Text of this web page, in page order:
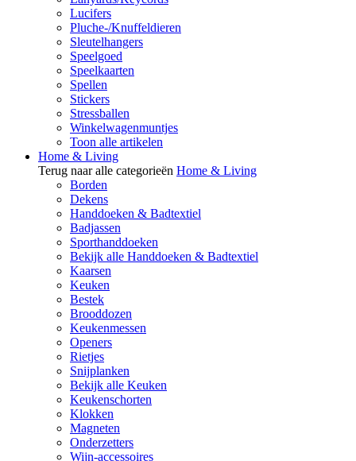
Lucifers
Pluche-/Knuffeldieren
Sleutelhangers
Speelgoed
Speelkaarten
Spellen
Stickers
Stressballen
Winkelwagenmuntjes
Toon alle artikelen
Home & Living
Terug naar alle categorieën Home & Living
Borden
Dekens
Handdoeken & Badtextiel
Badjassen
Sporthanddoeken
Bekijk alle Handdoeken & Badtextiel
Kaarsen
Keuken
Bestek
Brooddozen
Keukenmessen
Openers
Rietjes
Snijplanken
Bekijk alle Keuken
Keukenschorten
Klokken
Magneten
Onderzetters
Wijn-accessoires